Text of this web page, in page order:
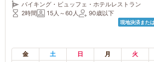
バイキング・ビュッフェ・ホテルレストラン
2時間
15人～60人 90歳以下
現地決済また
金 土 日 月 火